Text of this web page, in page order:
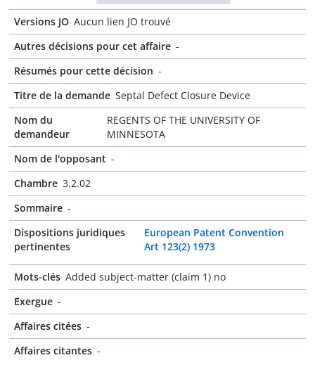
Versions JO Aucun lien JO trouvé
Autres décisions pour cet affaire -
Résumés pour cette décision -
Titre de la demande Septal Defect Closure Device
Nom du
demandeur
REGENTS OF THE UNIVERSITY OF
MINNESOTA
Nom de l'opposant -
Chambre 3.2.02
Sommaire -
Dispositions juridiques
pertinentes
European Patent Convention
Art 123(2) 1973
Mots-clés Added subject-matter (claim 1) no
Exergue -
Affaires citées -
Affaires citantes -